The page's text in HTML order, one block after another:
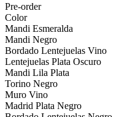
Pre-order
Color
Mandi Esmeralda
Mandi Negro
Bordado Lentejuelas Vino
Lentejuelas Plata Oscuro
Mandi Lila Plata
Torino Negro
Muro Vino
Madrid Plata Negro